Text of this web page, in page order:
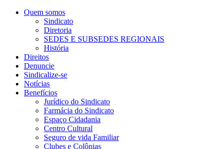
Quem somos
Sindicato
Diretoria
SEDES E SUBSEDES REGIONAIS
História
Direitos
Denuncie
Sindicalize-se
Notícias
Benefícios
Jurídico do Sindicato
Farmácia do Sindicato
Espaço Cidadania
Centro Cultural
Seguro de vida Familiar
Clubes e Colônias